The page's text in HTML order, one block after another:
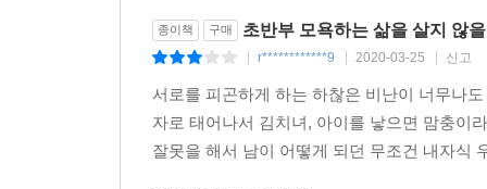
종이책 구매 초반부 모욕하는 삶을 살지 않
r************9 2020-03-25 신고
서로를 피곤하게 하는 하찮은 비난이 너무나
자로 태어나서 김치녀, 아이를 낳으면 맘충이
잘못을 해서 남이 어떻게 되던 무조건 내자식